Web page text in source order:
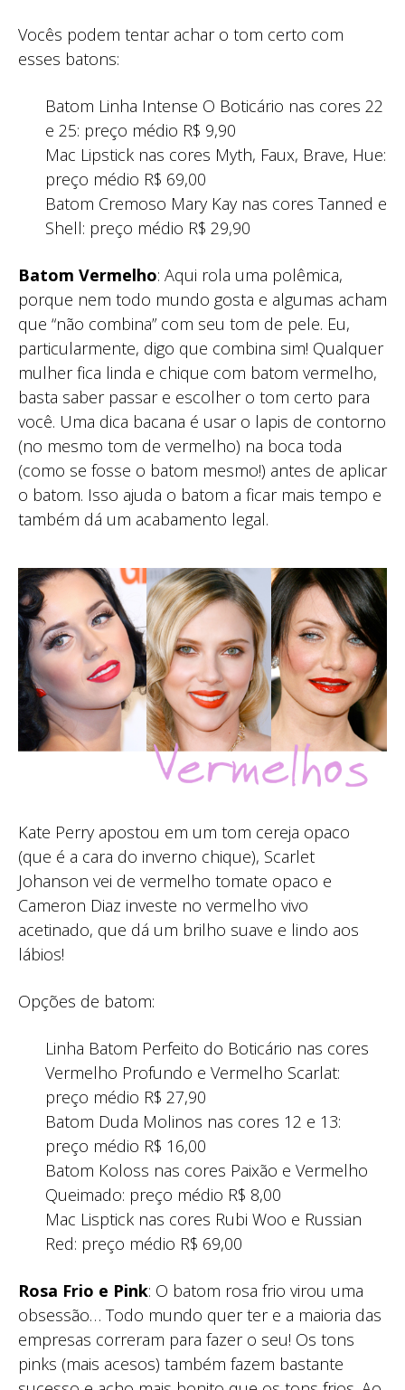
Vocês podem tentar achar o tom certo com
esses batons:
Batom Linha Intense O Boticário nas cores 22
e 25: preço médio R$ 9,90
Mac Lipstick nas cores Myth, Faux, Brave, Hue:
preço médio R$ 69,00
Batom Cremoso Mary Kay nas cores Tanned e
Shell: preço médio R$ 29,90
Batom Vermelho: Aqui rola uma polêmica,
porque nem todo mundo gosta e algumas acham
que “não combina” com seu tom de pele. Eu,
particularmente, digo que combina sim! Qualquer
mulher fica linda e chique com batom vermelho,
basta saber passar e escolher o tom certo para
você. Uma dica bacana é usar o lapis de contorno
(no mesmo tom de vermelho) na boca toda
(como se fosse o batom mesmo!) antes de aplicar
o batom. Isso ajuda o batom a ficar mais tempo e
também dá um acabamento legal.
Kate Perry apostou em um tom cereja opaco
(que é a cara do inverno chique), Scarlet
Johanson vei de vermelho tomate opaco e
Cameron Diaz investe no vermelho vivo
acetinado, que dá um brilho suave e lindo aos
lábios!
Opções de batom:
Linha Batom Perfeito do Boticário nas cores
Vermelho Profundo e Vermelho Scarlat:
preço médio R$ 27,90
Batom Duda Molinos nas cores 12 e 13:
preço médio R$ 16,00
Batom Koloss nas cores Paixão e Vermelho
Queimado: preço médio R$ 8,00
Mac Lisptick nas cores Rubi Woo e Russian
Red: preço médio R$ 69,00
Rosa Frio e Pink: O batom rosa frio virou uma
obsessão… Todo mundo quer ter e a maioria das
empresas correram para fazer o seu! Os tons
pinks (mais acesos) também fazem bastante